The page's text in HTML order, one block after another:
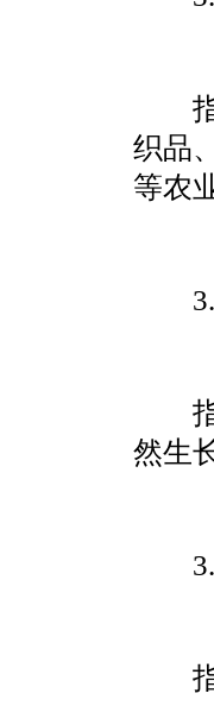
指
织品
等农
3.6
指
然生
3.7
指